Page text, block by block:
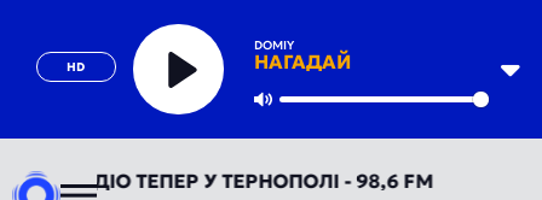
HD
DOMIY
НАГАДАЙ
Play
ТЕПЕР У ТЕРНОПОЛІ - 98,6 FM